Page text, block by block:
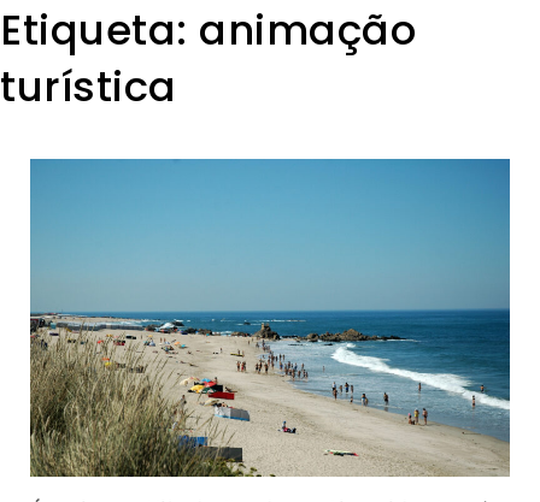
Etiqueta: animação
turística